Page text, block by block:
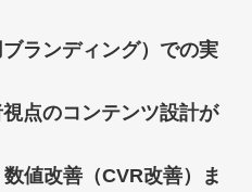
ランディング）での実
点のコンテンツ設計が
値改善（CVR改善）ま